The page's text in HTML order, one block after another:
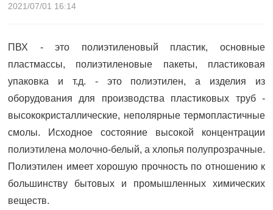
2021/07/01 16:14
ПВХ - это полиэтиленовый пластик, основные
пластмассы, полиэтиленовые пакеты, пластиковая
упаковка и т.д. - это полиэтилен, а изделия из
оборудования для производства пластиковых труб -
высококристаллические, неполярные термопластичные
смолы. Исходное состояние высокой концентрации
полиэтилена молочно-белый, а хлопья полупрозрачные.
Полиэтилен имеет хорошую прочность по отношению к
большинству бытовых и промышленных химических
веществ.